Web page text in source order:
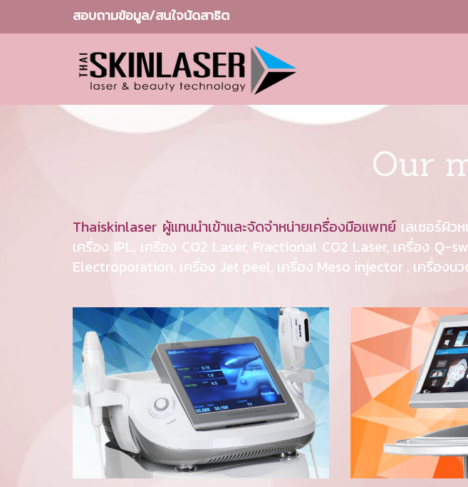
สอบถามข้อมูล/สนใจนัดสาธิต
Our
Thaiskinlaser ผู้แทนนำเข้าและจัดจำหน่ายเครื่องมือแพทย์ เลเซอร์ผิว
เครื่อง IPL, เครื่อง CO2 Laser, Fractional CO2 Laser, เครื่อง Q-
Electroporation, เครื่อง Jet peel, เครื่อง Meso injector , เครื่องนว